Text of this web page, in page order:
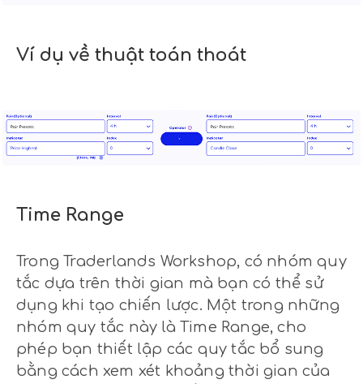
Ví dụ về thuật toán thoát
Time Range
Trong Traderlands Workshop, có nhóm quy
tắc dựa trên thời gian mà bạn có thể sử
dụng khi tạo chiến lược. Một trong những
nhóm quy tắc này là Time Range, cho
phép bạn thiết lập các quy tắc bổ sung
bằng cách xem xét khoảng thời gian của